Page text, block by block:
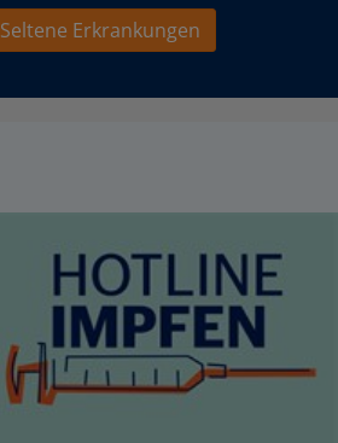
Seltene Erkrankungen